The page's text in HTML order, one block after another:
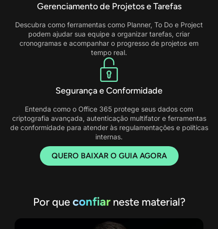
Gerenciamento de Projetos e Tarefas
Descubra como ferramentas como Planner, To Do e Project
podem ajudar sua equipe a organizar tarefas, criar
cronogramas e acompanhar o progresso de projetos em
tempo real.
Segurança e Conformidade
Entenda como o Office 365 protege seus dados com
criptografia avançada, autenticação multifator e ferramentas
de conformidade para atender às regulamentações e políticas
internas.
QUERO BAIXAR O GUIA AGORA
Por queconfiarneste material?